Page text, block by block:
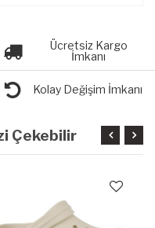
Ücretsiz Kargo
İmkanı
Kolay Değişim İmkanı
Çekebilir